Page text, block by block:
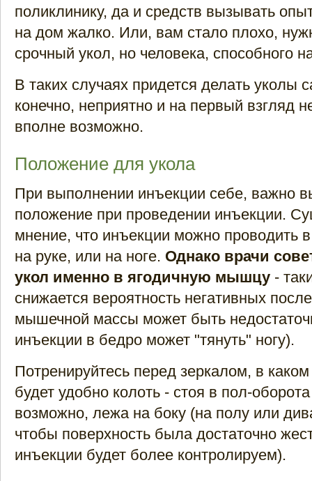
поликлинику, да и средств вызывать
на дом жалко. Или, вам стало плохо,
срочный укол, но человека, способного
В таких случаях придется делать уколы
конечно, неприятно и на первый взгляд
вполне возможно.
Положение для укола
При выполнении инъекции себе, важно
положение при проведении инъекции.
мнение, что инъекции можно
на руке, или на ноге. Однако врачи
укол именно в ягодичную мышцу -
снижается вероятность негативных
мышечной массы может быть
инъекции в бедро может "тянуть" ногу).
Потренируйтесь перед зеркалом, в
будет удобно колоть - стоя в пол-
возможно, лежа на боку (на полу или
чтобы поверхность была достаточно
инъекции будет более контролируем).